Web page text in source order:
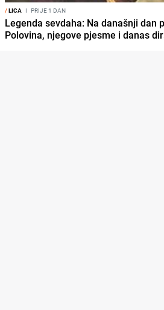
/LICA I PRIJE 1 DAN
Legenda sevdaha: Na današnji dan
Polovina, njegove pjesme i danas